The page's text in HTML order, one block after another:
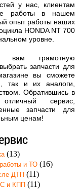
у нас, клиентам
работы в нашем
опыт работы наших
HONDA NT 700
уровне.
вам грамотную
запчасти для
вы сможете
так и их аналоги,
Обратившись в
сервис,
запчасти для
ценам!
(13)
и ТО(16)
ДТП(11)
и КПП(11)